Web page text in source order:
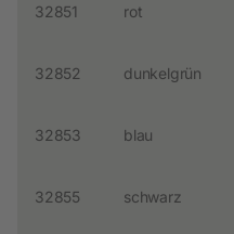
32851 rot
32852 dunkelgrün
32853 blau
32855 schwarz